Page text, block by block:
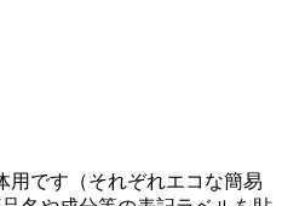
用です（それぞれエコな簡易